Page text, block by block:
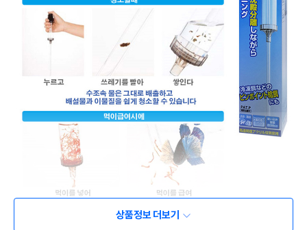
상품정보 더보기